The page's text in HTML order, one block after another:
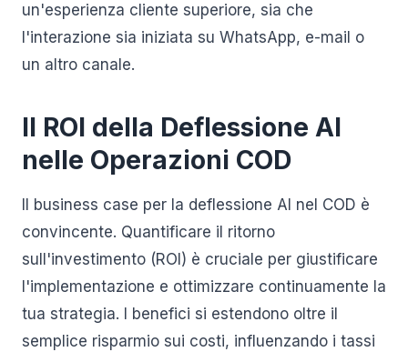
un'esperienza cliente superiore, sia che
l'interazione sia iniziata su WhatsApp, e-mail o
un altro canale.
Il ROI della Deflessione AI
nelle Operazioni COD
Il business case per la deflessione AI nel COD è
convincente. Quantificare il ritorno
sull'investimento (ROI) è cruciale per giustificare
l'implementazione e ottimizzare continuamente la
tua strategia. I benefici si estendono oltre il
semplice risparmio sui costi, influenzando i tassi